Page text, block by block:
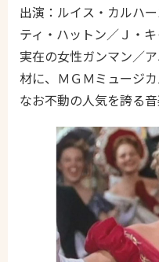
出演：ルイス・カルハ
ティ・ハットン／Ｊ・
実在の女性ガンマン／
材に、ＭＧＭミュージ
なお不動の人気を誇る音